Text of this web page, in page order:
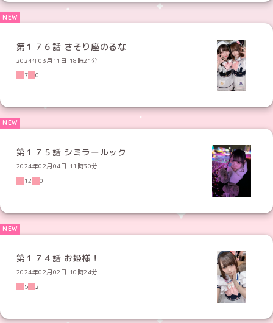
第１７６話 さそり座のるな
2024年03月11日 18時21分
7
0
第１７５話 シミラールック
2024年02月04日 11時30分
12
0
第１７４話 お姫様！
2024年02月02日 10時24分
5
2